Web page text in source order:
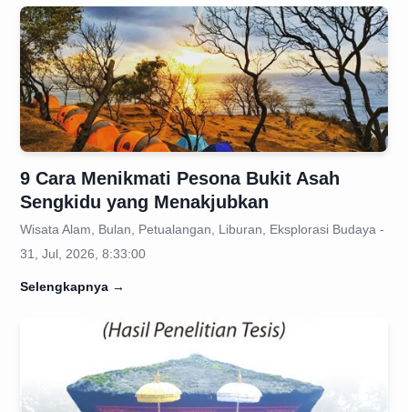
9 Cara Menikmati Pesona Bukit Asah
Sengkidu yang Menakjubkan
Wisata Alam, Bulan, Petualangan, Liburan, Eksplorasi Budaya -
31, Jul, 2026, 8:33:00
Selengkapnya →